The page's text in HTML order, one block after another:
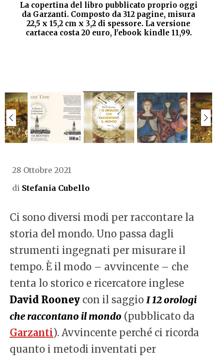
La copertina del libro pubblicato proprio oggi
da Garzanti. Composto da 312 pagine, misura
22,5 x 15,2 cm x 3,2 di spessore. La versione
cartacea costa 20 euro, l'ebook kindle 11,99.
28 Ottobre 2021
di Stefania Cubello
Ci sono diversi modi per raccontare la
storia del mondo. Uno passa dagli
strumenti ingegnati per misurare il
tempo. È il modo – avvincente – che
tenta lo storico e ricercatore inglese
David Rooney con il saggioI 12 orologi
che raccontano il mondo (pubblicato da
Garzanti). Avvincente perché ci ricorda
quanto i metodi inventati per